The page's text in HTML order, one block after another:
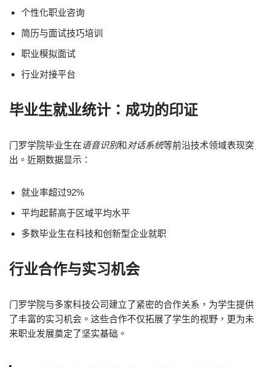
个性化职业咨询
简历与面试技巧培训
职业模拟面试
行业对接平台
毕业生就业统计：成功的印证
门罗学院毕业生在语音识别和对话系统等前沿技术领域表现突
出。近期数据显示：
就业率超过92%
平均起薪高于区域平均水平
多数毕业生在科技和创新型企业就职
行业合作与实习机会
门罗学院与多家科技公司建立了紧密的合作关系，为学生提供
了丰富的实习机会。这些合作不仅拓展了学生的视野，更为未
来职业发展奠定了坚实基础。